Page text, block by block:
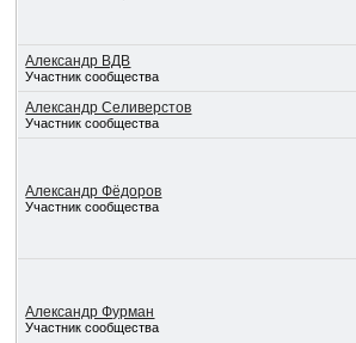
Александр ВДВ
Участник сообщества
Александр Селиверстов
Участник сообщества
Александр Фёдоров
Участник сообщества
Александр Фурман
Участник сообщества